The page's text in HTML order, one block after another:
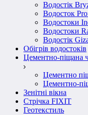
Водостік
Водосток
Водостоки
Водостоки
Водостік
Обігрів водостоків
Цементно-піщана
Цементно
Цементно-
Зенітні вікна
Стрічка FIXIT
Геотекстиль